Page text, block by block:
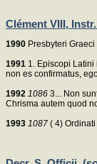
Clément VIII,
1990 Presbyteri
1991 1. Episcopi Latini
non es confirmatus,
1992 1086 3... Non
Chrisma autem quod
1993 1087 ( 4)